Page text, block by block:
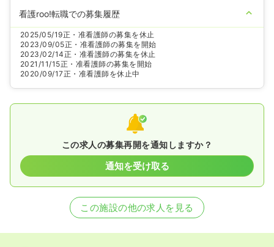
看護roo!転職での募集履歴
2025/05/19正・准看護師の募集を休止
2023/09/05正・准看護師の募集を開始
2023/02/14正・准看護師の募集を休止
2021/11/15正・准看護師の募集を開始
2020/09/17正・准看護師を休止中
この求人の募集再開を通知しますか？
通知を受け取る
この施設の他の求人を見る